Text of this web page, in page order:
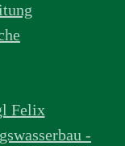
Felix
-